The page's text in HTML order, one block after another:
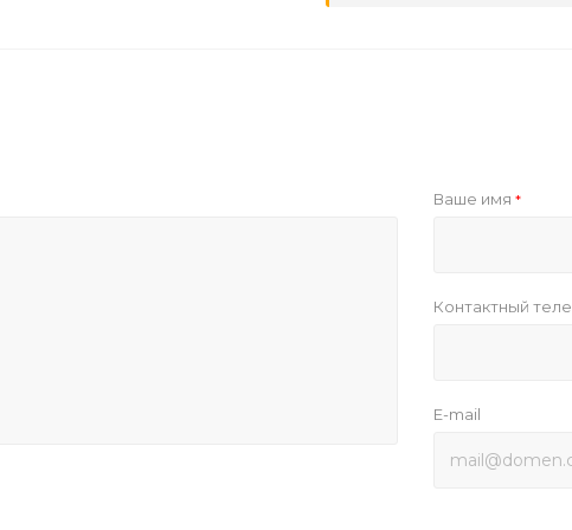
Ваше имя*
Контактный
E-mail